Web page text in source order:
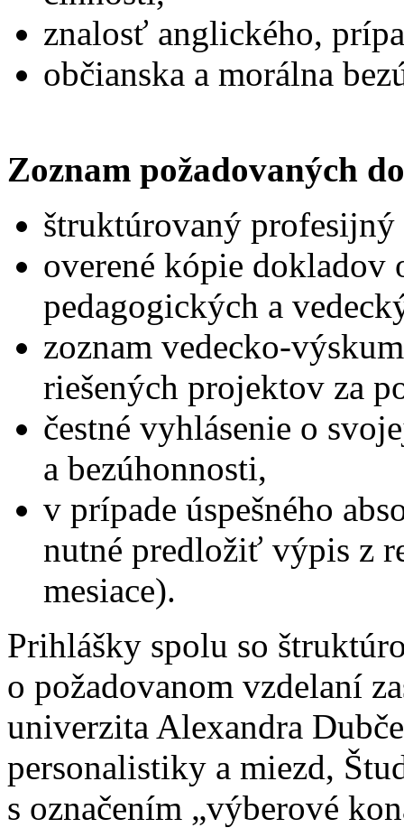
znalosť anglického,
občianska a
Zoznam požadovaných
štruktúrovaný
overené kópie dokladov
pedagogických a
zoznam vedecko-
riešených projektov za
čestné vyhlásenie o
a bezúhonnosti,
v prípade úspešného
nutné predložiť výpis z
mesiace).
Prihlášky spolu so
o požadovanom vzdelaní
univerzita Alexandra
personalistiky a miezd,
s označením „výberové